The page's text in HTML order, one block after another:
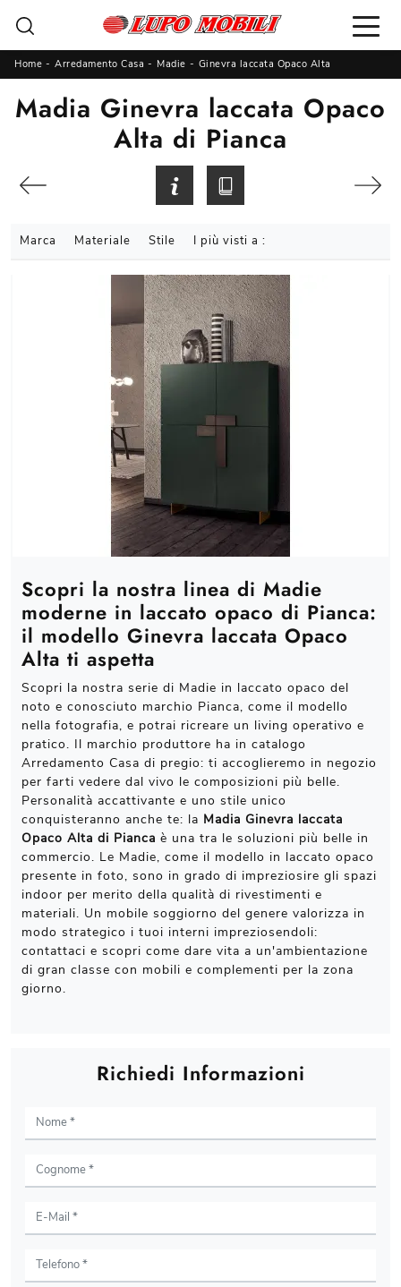
Home - Arredamento Casa - Madie - Ginevra laccata Opaco Alta
Madia Ginevra laccata Opaco
Alta di Pianca
Marca Materiale Stile I più visti a :
Scopri la nostra linea di Madie
moderne in laccato opaco di Pianca:
il modello Ginevra laccata Opaco
Alta ti aspetta
Scopri la nostra serie di Madie in laccato opaco del
noto e conosciuto marchio Pianca, come il modello
nella fotografia, e potrai ricreare un living operativo e
pratico. Il marchio produttore ha in catalogo
Arredamento Casa di pregio: ti accoglieremo in negozio
per farti vedere dal vivo le composizioni più belle.
Personalità accattivante e uno stile unico
conquisteranno anche te: la Madia Ginevra laccata
Opaco Alta di Pianca è una tra le soluzioni più belle in
commercio. Le Madie, come il modello in laccato opaco
presente in foto, sono in grado di impreziosire gli spazi
indoor per merito della qualità di rivestimenti e
materiali. Un mobile soggiorno del genere valorizza in
modo strategico i tuoi interni impreziosendoli:
contattaci e scopri come dare vita a un'ambientazione
di gran classe con mobili e complementi per la zona
giorno.
Richiedi Informazioni